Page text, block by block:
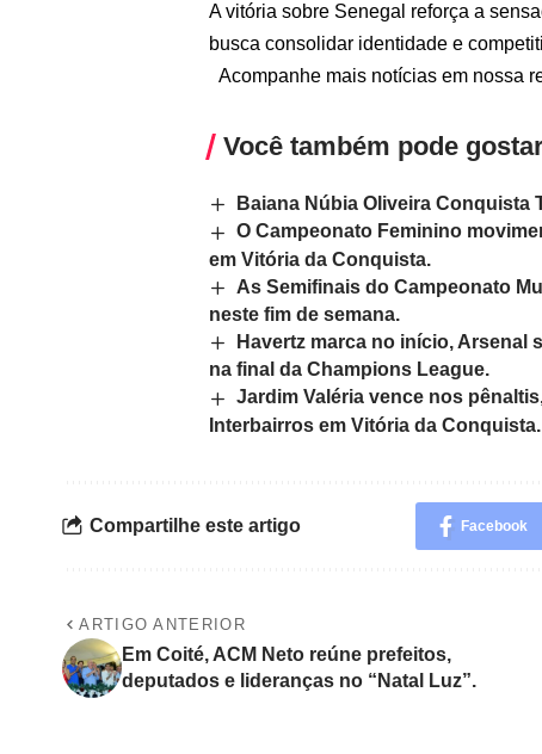
A vitória sobre Senegal reforça a
busca consolidar identidade e
Acompanhe mais notícias em nossa
Você também pode
Baiana Núbia Oliveira Conquista
O Campeonato Feminino
em Vitória da Conquista.
As Semifinais do Campeonato
neste fim de semana.
Havertz marca no início, Arsenal
na final da Champions League.
Jardim Valéria vence nos
Interbairros em Vitória da Conquista.
Compartilhe este artigo Facebook
ARTIGO ANTERIOR
Em Coité, ACM Neto reúne prefeitos,
deputados e lideranças no “Natal Luz”.